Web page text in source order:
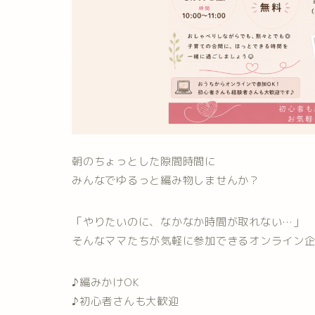
朝のちょっとした隙間時間に
みんなでゆるっと編み物しませんか？
「やりたいのに、なかなか時間が取れない…」
そんなママたちが気軽に参加できるオンライン
♪編みかけOK
♪初心者さんも大歓迎